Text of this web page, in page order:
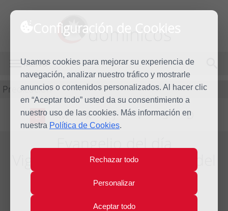
Configuración de Cookies
Usamos cookies para mejorar su experiencia de
navegación, analizar nuestro tráfico y mostrarle
anuncios o contenidos personalizados. Al hacer clic
en “Aceptar todo” usted da su consentimiento a
nuestro uso de las cookies. Más información en
nuestra Política de Cookies.
Rechazar todo
Personalizar
Aceptar todo
dominicos
MENÚ
Predicación
L M X J V S D
Evangelio del día
Vigésimo primera Semana del
Tiempo Ordinario